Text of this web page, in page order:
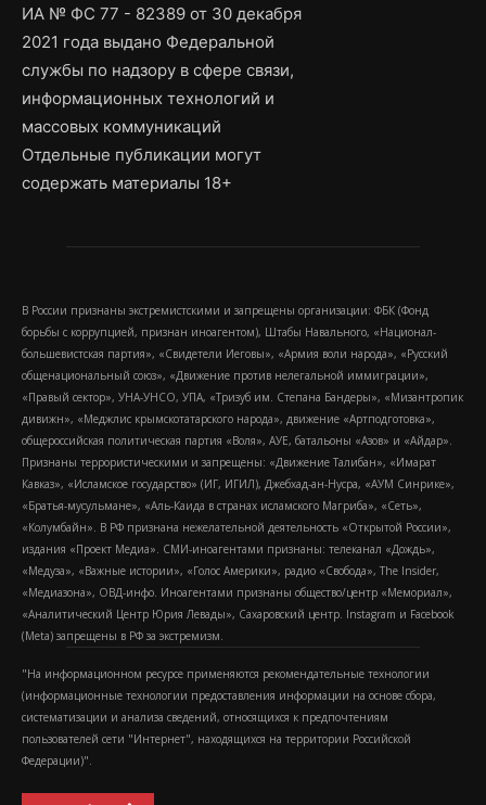
ИА № ФС 77 - 82389 от 30 декабря
2021 года выдано Федеральной
службы по надзору в сфере связи,
информационных технологий и
массовых коммуникаций
Отдельные публикации могут
содержать материалы 18+
В России признаны экстремистскими и запрещены организации: ФБК (Фонд
борьбы с коррупцией, признан иноагентом), Штабы Навального, «Национал-
большевистская партия», «Свидетели Иеговы», «Армия воли народа», «Русский
общенациональный союз», «Движение против нелегальной иммиграции»,
«Правый сектор», УНА-УНСО, УПА, «Тризуб им. Степана Бандеры», «Мизантропик
дивижн», «Меджлис крымскотатарского народа», движение «Артподготовка»,
общероссийская политическая партия «Воля», АУЕ, батальоны «Азов» и «Айдар».
Признаны террористическими и запрещены: «Движение Талибан», «Имарат
Кавказ», «Исламское государство» (ИГ, ИГИЛ), Джебхад-ан-Нусра, «АУМ Синрике»,
«Братья-мусульмане», «Аль-Каида в странах исламского Магриба», «Сеть»,
«Колумбайн». В РФ признана нежелательной деятельность «Открытой России»,
издания «Проект Медиа». СМИ-иноагентами признаны: телеканал «Дождь»,
«Медуза», «Важные истории», «Голос Америки», радио «Свобода», The Insider,
«Медиазона», ОВД-инфо. Иноагентами признаны общество/центр «Мемориал»,
«Аналитический Центр Юрия Левады», Сахаровский центр. Instagram и Facebook
(Metа) запрещены в РФ за экстремизм.
"На информационном ресурсе применяются рекомендательные технологии
(информационные технологии предоставления информации на основе сбора,
систематизации и анализа сведений, относящихся к предпочтениям
пользователей сети "Интернет", находящихся на территории Российской
Федерации)".